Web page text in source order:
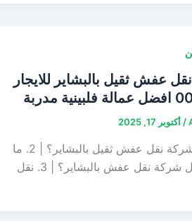
عفش ثقيل بالبشاير للايجار
مدربة
/أكتوبر 17, 2025
1. لماذا شركة نقل عفش ثقيل بالبشاير؟ | 2. ما
هي افضل شركة نقل عفش بالبشاير؟ | 3. نقل